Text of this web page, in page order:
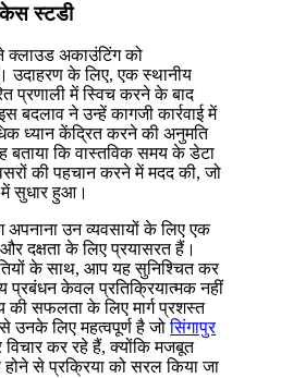
स्टडी
क्लाउड अकाउंटिंग को
उदाहरण के लिए, एक स्थानीय
प्रणाली में स्विच करने के बाद
बदलाव ने उन्हें कागजी कार्रवाई में
ध्यान केंद्रित करने की अनुमति
बताया कि वास्तविक समय के डेटा
की पहचान करने में मदद की, जो
सुधार हुआ।
उन व्यवसायों के लिए एक
दक्षता के लिए प्रयासरत हैं।
के साथ, आप यह सुनिश्चित कर
प्रबंधन केवल प्रतिक्रियात्मक नहीं
की सफलता के लिए मार्ग प्रशस्त
उनके लिए महत्वपूर्ण है जोसिंगापुर
विचार कर रहे हैं, क्योंकि मजबूत
होने से प्रक्रिया को सरल किया जा